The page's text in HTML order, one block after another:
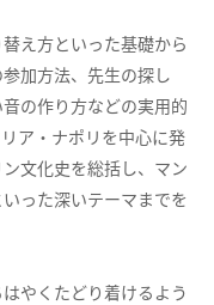
え方といった基礎から
加方法、先生の探し
の作り方などの実用的
ア・ナポリを中心に発
文化史を総括し、マン
った深いテーマまでを
やくたどり着けるよう